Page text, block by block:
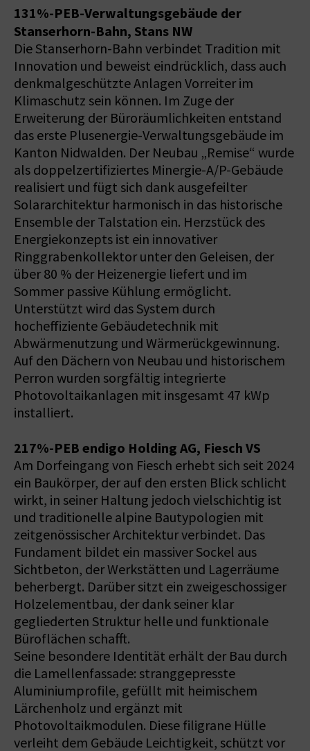
131%-PEB-Verwaltungsgebäude der
Stanserhorn-Bahn, Stans NW
Die Stanserhorn-Bahn verbindet Tradition mit
Innovation und beweist eindrücklich, dass auch
denkmalgeschützte Anlagen Vorreiter im
Klimaschutz sein können. Im Zuge der
Erweiterung der Büroräumlichkeiten entstand
das erste Plusenergie-Verwaltungsgebäude im
Kanton Nidwalden. Der Neubau „Remise“ wurde
als doppelzertifiziertes Minergie-A/P-Gebäude
realisiert und fügt sich dank ausgefeilter
Solararchitektur harmonisch in das historische
Ensemble der Talstation ein. Herzstück des
Energiekonzepts ist ein innovativer
Ringgrabenkollektor unter den Geleisen, der
über 80 % der Heizenergie liefert und im
Sommer passive Kühlung ermöglicht.
Unterstützt wird das System durch
hocheffiziente Gebäudetechnik mit
Abwärmenutzung und Wärmerückgewinnung.
Auf den Dächern von Neubau und historischem
Perron wurden sorgfältig integrierte
Photovoltaikanlagen mit insgesamt 47 kWp
installiert.
217%-PEB endigo Holding AG, Fiesch VS
Am Dorfeingang von Fiesch erhebt sich seit 2024
ein Baukörper, der auf den ersten Blick schlicht
wirkt, in seiner Haltung jedoch vielschichtig ist
und traditionelle alpine Bautypologien mit
zeitgenössischer Architektur verbindet. Das
Fundament bildet ein massiver Sockel aus
Sichtbeton, der Werkstätten und Lagerräume
beherbergt. Darüber sitzt ein zweigeschossiger
Holzelementbau, der dank seiner klar
gegliederten Struktur helle und funktionale
Büroflächen schafft.
Seine besondere Identität erhält der Bau durch
die Lamellenfassade: stranggepresste
Aluminiumprofile, gefüllt mit heimischem
Lärchenholz und ergänzt mit
Photovoltaikmodulen. Diese filigrane Hülle
verleiht dem Gebäude Leichtigkeit, schützt vor